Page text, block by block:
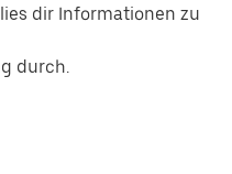
dir Informationen zu
durch.